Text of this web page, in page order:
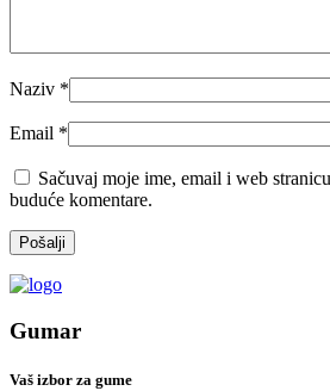
Naziv *
Email *
Sačuvaj moje ime, email i web
buduće komentare.
Gumar
Vaš izbor za gume